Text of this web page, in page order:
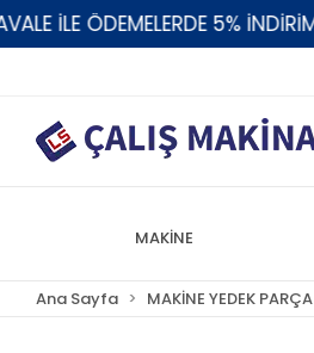
İLE ÖDEMELERDE 5% İNDİRİM
MAKİNE
Ana Sayfa MAKİNE YEDEK PARÇA